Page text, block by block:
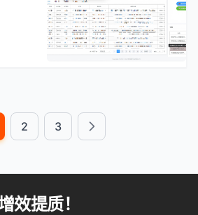
2 3
Next
效提质！